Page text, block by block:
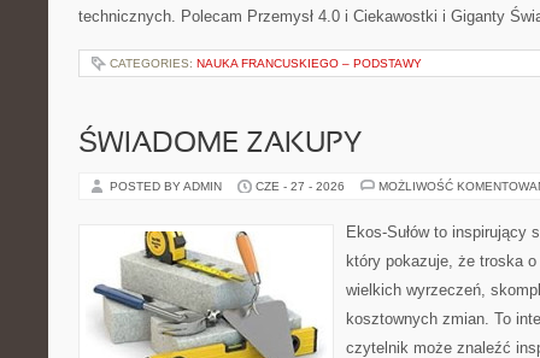
technicznych. Polecam Przemysł 4.0 i Ciekawostki i Giganty
CATEGORIES: NAUKA FRANCUSKIEGO – PODSTAWY
ŚWIADOME ZAKUPY
POSTED BY ADMIN CZE - 27 - 2026 MOŻLIWOŚĆ
Ekos-Sułów to inspirujący
który pokazuje, że troska
wielkich wyrzeczeń,
kosztownych zmian. To
czytelnik może znaleźć